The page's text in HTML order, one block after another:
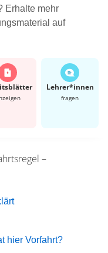
Erhalte mehr
auf
Lehrer*​innen
fragen
–
hier Vorfahrt?